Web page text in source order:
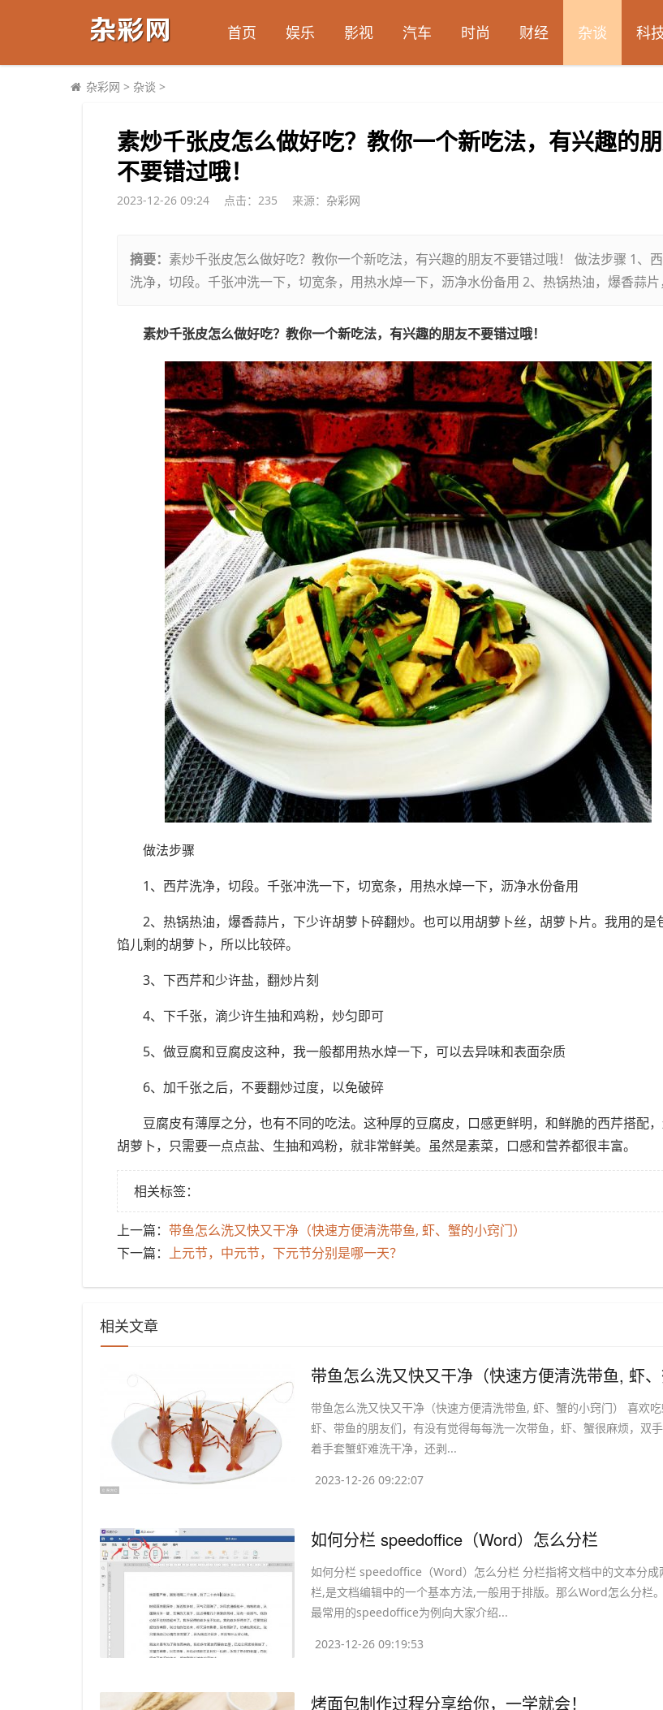
首页 娱乐 影视 汽车 时尚 财经 杂谈 科
杂彩网 > 杂谈 >
素炒千张皮怎么做好吃？教你一个新吃法，有兴趣的
不要错过哦！
2023-12-26 09:24 点击： 235 来源： 杂彩网
摘要： 素炒千张皮怎么做好吃？教你一个新吃法，有兴趣的朋友不要错过哦！ 做法步骤 1、
洗净，切段。千张冲洗一下，切宽条，用热水焯一下，沥净水份备用 2、热锅热油，爆香蒜片
素炒千张皮怎么做好吃？教你一个新吃法，有兴趣的朋友不要错过哦！
做法步骤
1、西芹洗净，切段。千张冲洗一下，切宽条，用热水焯一下，沥净水份备用
2、热锅热油，爆香蒜片，下少许胡萝卜碎翻炒。也可以用胡萝卜丝，胡萝卜片。我用的是
馅儿剩的胡萝卜，所以比较碎。
3、下西芹和少许盐，翻炒片刻
4、下千张，滴少许生抽和鸡粉，炒匀即可
5、做豆腐和豆腐皮这种，我一般都用热水焯一下，可以去异味和表面杂质
6、加千张之后，不要翻炒过度，以免破碎
豆腐皮有薄厚之分，也有不同的吃法。这种厚的豆腐皮，口感更鲜明，和鲜脆的西芹搭配
胡萝卜，只需要一点点盐、生抽和鸡粉，就非常鲜美。虽然是素菜，口感和营养都很丰富。
相关标签：
上一篇： ​带鱼怎么洗又快又干净（快速方便清洗带鱼, 虾、蟹的小窍门）
下一篇： ​上元节，中元节，下元节分别是哪一天？
相关文章
带鱼怎么洗又快又干净（快速方便清洗带鱼, 虾、蟹的小窍门） 喜欢吃
虾、带鱼的朋友们，有没有觉得每每洗一次带鱼，虾、蟹很麻烦，双
着手套蟹虾难洗干净，还剥...
2023-12-26 09:22:07
​如何分栏 speedoffice（Word）怎么分栏
如何分栏 speedoffice（Word）怎么分栏 分栏指将文档中的文本分成
栏,是文档编辑中的一个基本方法,一般用于排版。那么Word怎么分栏
最常用的speedoffice为例向大家介绍...
2023-12-26 09:19:53
​烤面包制作过程分享给你，一学就会！